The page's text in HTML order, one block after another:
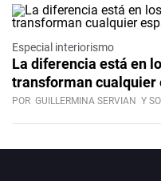
Especial interiorismo
La diferencia está en
transforman cualquier
POR GUILLERMINA SERVIAN Y